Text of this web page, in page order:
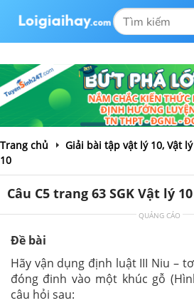
Trang chủ
Giải bài tập vật lý 10, Vật
10
Câu C5 trang 63 SGK Vật lý 10
QUẢNG CÁO
Đề bài
Hãy vận dụng định luật III Niu –
đóng đinh vào một khúc gỗ
câu hỏi sau: